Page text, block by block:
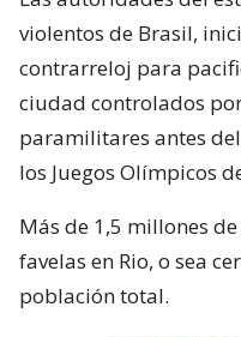
violentos de Brasil,
contrarreloj para
ciudad controlados
paramilitares antes
los Juegos Olímpicos
Más de 1,5 millones
favelas en Rio, o sea
población total.